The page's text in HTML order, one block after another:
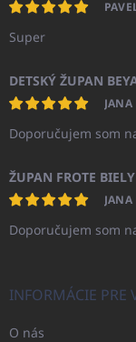
Super
DETSKÝ ŽUPAN
Doporučujem som
ŽUPAN FROTE
Doporučujem som
INFORMÁCIE PRE
O nás